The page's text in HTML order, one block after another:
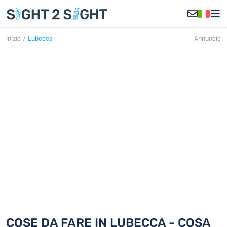
Inizio / Lubecca Annuncio
COSE DA FARE IN LUBECCA - COSA